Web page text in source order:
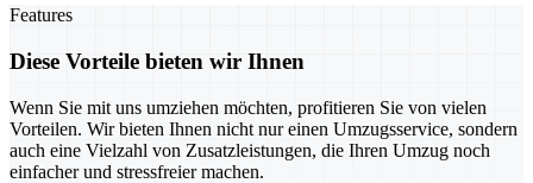
Features
Diese Vorteile bieten wir Ihnen
Wenn Sie mit uns umziehen möchten, profitieren Sie von vielen
Vorteilen. Wir bieten Ihnen nicht nur einen Umzugsservice, sondern
auch eine Vielzahl von Zusatzleistungen, die Ihren Umzug noch
einfacher und stressfreier machen.